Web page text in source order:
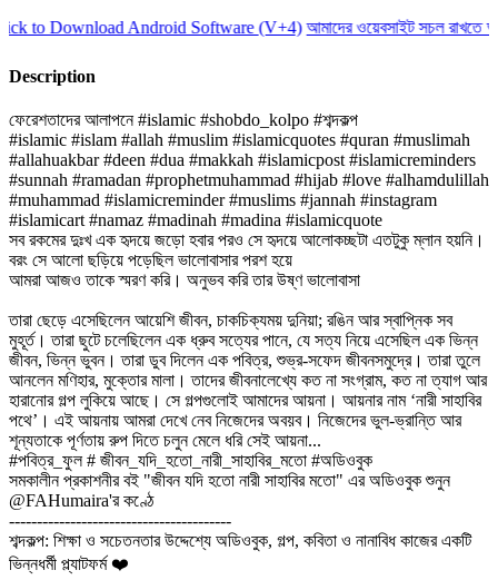
to Download Android Software (V+4) আমাদের ওয়েবসাইট সচল রাখতে
Description
ফেরেশতাদের আলাপনে #islamic #shobdo_kolpo #শব্দকল্প
#islamic #islam #allah #muslim #islamicquotes #quran #muslimah
#allahuakbar #deen #dua #makkah #islamicpost #islamicreminders
#sunnah #ramadan #prophetmuhammad #hijab #love #alhamdulillah
#muhammad #islamicreminder #muslims #jannah #instagram
#islamicart #namaz #madinah #madina #islamicquote
সব রকমের দুঃখ এক হৃদয়ে জড়ো হবার পরও সে হৃদয়ে আলোকচ্ছটা এতটুকু ম্লান হয়নি।
বরং সে আলো ছড়িয়ে পড়েছিল ভালোবাসার পরশ হয়ে
আমরা আজও তাকে স্মরণ করি। অনুভব করি তার উষ্ণ ভালোবাসা
তারা ছেড়ে এসেছিলেন আয়েশি জীবন, চাকচিক্যময় দুনিয়া; রঙিন আর স্বাপ্নিক সব
মুহূর্ত। তারা ছুটে চলেছিলেন এক ধ্রুব সত্যের পানে, যে সত্য নিয়ে এসেছিল এক ভিন্ন
জীবন, ভিন্ন ভুবন। তারা ডুব দিলেন এক পবিত্র, শুভ্র-সফেদ জীবনসমুদ্রে। তারা তুলে
আনলেন মণিহার, মুক্তোর মালা। তাদের জীবনালেখ্যে কত না সংগ্রাম, কত না ত্যাগ আর
হারানোর গল্প লুকিয়ে আছে। সে গল্পগুলোই আমাদের আয়না। আয়নার নাম ‘নারী সাহাবির
পথে’। এই আয়নায় আমরা দেখে নেব নিজেদের অবয়ব। নিজেদের ভুল-ভ্রান্তি আর
শূন্যতাকে পূর্ণতায় রুপ দিতে চলুন মেলে ধরি সেই আয়না...
#পবিত্র_ফুল # জীবন_যদি_হতো_নারী_সাহাবির_মতো #অডিওবুক
সমকালীন প্রকাশনীর বই "জীবন যদি হতো নারী সাহাবির মতো" এর অডিওবুক শুনুন
@FAHumaira'র কণ্ঠে
----------------------------------------
শব্দকল্প: শিক্ষা ও সচেতনতার উদ্দেশ্যে অডিওবুক, গল্প, কবিতা ও নানাবিধ কাজের একটি
ভিন্নধর্মী প্ল্যাটফর্ম ❤️